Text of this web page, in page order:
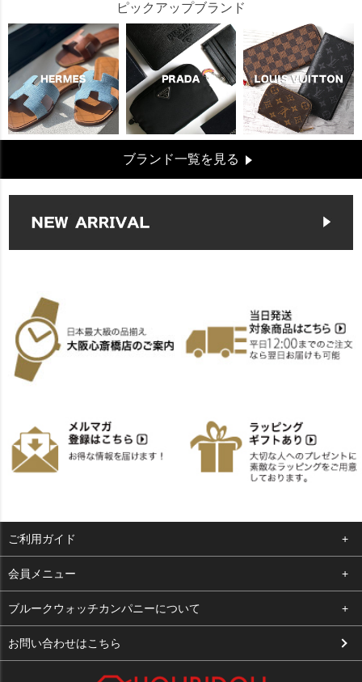
ピックアップブランド
ブランド一覧を見る
ご利用ガイド
よくある質問
支払い・送料
お客様の声
会員メニュー
ログイン
お気に入り
ブルークウォッチカンパニーについて
会社概要
お問い合わせはこちら